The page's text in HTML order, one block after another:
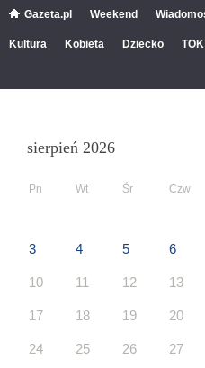
Gazeta.pl Weekend
Kultura Kobieta Dziecko TOK
sierpień 2026
Pn Wt Śr Czw
3 4 5 6
10 11 12 13
17 18 19 20
24 25 26 27